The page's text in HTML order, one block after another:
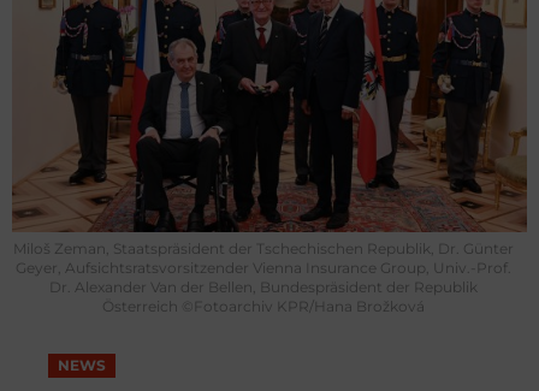
Miloš Zeman, Staatspräsident der Tschechischen Republik, Dr. Günter
Geyer, Aufsichtsratsvorsitzender Vienna Insurance Group, Univ.-Prof.
Dr. Alexander Van der Bellen, Bundespräsident der Republik
Österreich ©Fotoarchiv KPR/Hana Brožková
NEWS